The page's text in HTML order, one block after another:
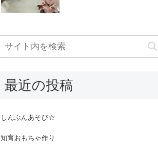
最近の投稿
しんぶんあそび☆
知育おもちゃ作り